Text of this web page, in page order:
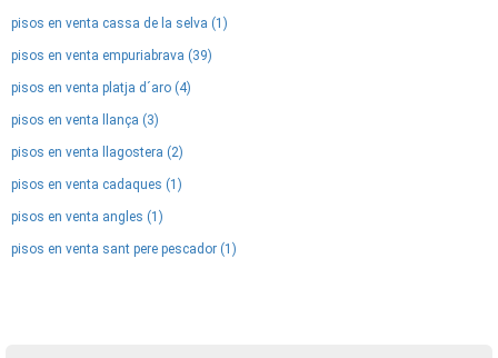
pisos en venta cassa de la selva (1)
pisos en venta empuriabrava (39)
pisos en venta platja d´aro (4)
pisos en venta llança (3)
pisos en venta llagostera (2)
pisos en venta cadaques (1)
pisos en venta angles (1)
pisos en venta sant pere pescador (1)